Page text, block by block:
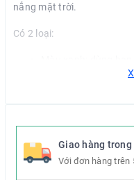
nắng mặt trời.
Có 2 loại:
biệt giúp ngăn
Màu hồng: dùng
chuyên cấp ẩm, đặc
trong môi trường sử
Giao hàng trong
Với đơn hàng trên